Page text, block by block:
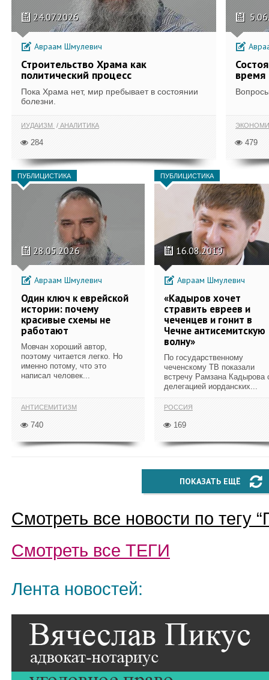
24.07.2026
Авраам Шмулевич
Строительство Храма как
политический процесс
Пока Храма нет, мир пребывает в состоянии
болезни.
ИУДАИЗМ АНАЛИТИКА
284
время
479
ПУБЛИЦИСТИКА
28.05.2026
Авраам Шмулевич
Один ключ к еврейской
истории: почему
красивые схемы не
работают
Мовчан хороший автор,
поэтому читается легко. Но
именно потому, что это
написал человек...
АНТИСЕМИТИЗМ
740
ПУБЛИЦИСТИКА
16.08.2019
Авраам Шмулевич
«Кадыров хочет
стравить евреев и
чеченцев и гонит в
Чечне антисемитскую
волну»
По государственному
чеченскому ТВ показали
встречу Рамзана Кадырова
делегацией иорданских...
РОССИЯ
169
ПОКАЗАТЬ ЕЩЁ
Смотреть все новости по тегу “
Смотреть все ТЕГИ
Лента новостей: